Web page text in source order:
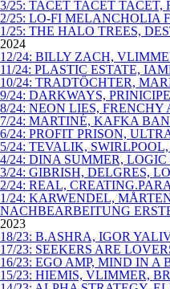
3/25: TACET TACET
2/25: LO-FI MELANCHOLIA
1/25: THE HALO TREES,
2024
12/24: BILLY ZACH,
11/24: PLASTIC ESTATE,
10/24: TRADTÖCHTER,
9/24: DARKWAYS,
8/24: NEON LIES,
7/24: MARTINÉ, KAFKA
6/24: PROFIT PRISON,
5/24: TEVALIK,
4/24: DINA SUMMER,
3/24: GIBRISH, DELGRES,
2/24: REAL,
1/24: KARWENDEL,
NACHBEARBEITUNG
2023
18/23: B.ASHRA, IGOR
17/23: SEEKERS ARE
16/23: EGO AMP, MIND IN
15/23: HIEMIS, VLIMMER,